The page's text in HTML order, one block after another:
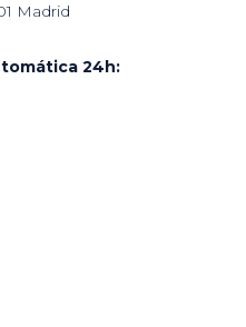
Madrid
24h: